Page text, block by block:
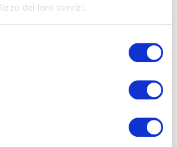
dei loro servizi.